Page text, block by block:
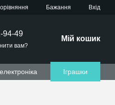
Бажання Вхід
94-49
вам?
Мій кошик
Іграшки